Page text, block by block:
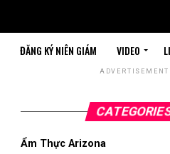
ĐĂNG KÝ NIÊN GIÁM VIDEO
ADVERTISEMENT
Ẩm Thực Arizona